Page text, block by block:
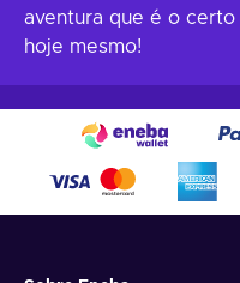
aventura que é o
hoje mesmo!